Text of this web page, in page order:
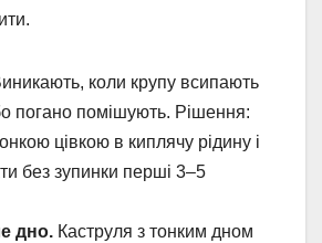
коли крупу всипають
погано помішують. Рішення:
цівкою в киплячу рідину і
без зупинки перші 3–5
дно. Каструля з тонким дном